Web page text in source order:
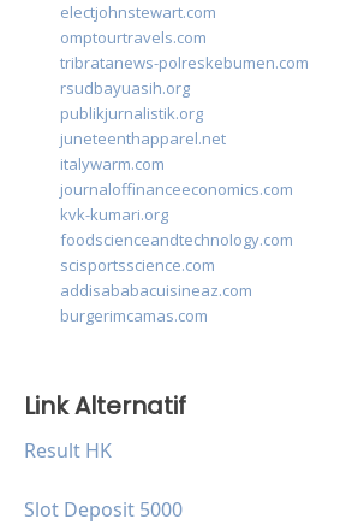
electjohnstewart.com
omptourtravels.com
tribratanews-polreskebumen.com
rsudbayuasih.org
publikjurnalistik.org
juneteenthapparel.net
italywarm.com
journaloffinanceeconomics.com
kvk-kumari.org
foodscienceandtechnology.com
scisportsscience.com
addisababacuisineaz.com
burgerimcamas.com
Link Alternatif
Result HK
Slot Deposit 5000